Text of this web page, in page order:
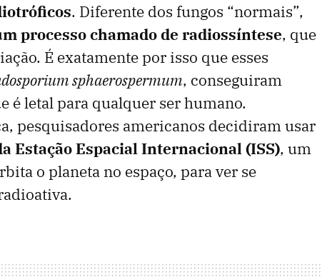
. Diferente dos fungos “normais”,
processo chamado de radiossíntese, que
É exatamente por isso que esses
sphaerospermum, conseguiram
é letal para qualquer ser humano.
pesquisadores americanos decidiram usar
Estação Espacial Internacional (ISS), um
o planeta no espaço, para ver se